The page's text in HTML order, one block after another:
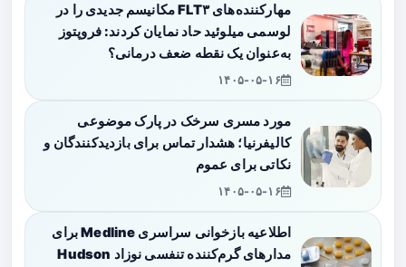
مهارکننده‌های FLT۳ مکانیسم جدیدی را در
لوسمی میلوئید حاد نمایان کردند: فروپتوز
به‌عنوان یک نقطه ضعف درمانی؟
۱۴۰۵-۰۵-۱۶
مورد مسری سرخک در پارک موضوعی
کالیفرنیا؛ هشدار تماس برای بازدیدکنندگان و
نکاتی برای عموم
۱۴۰۵-۰۵-۱۶
اطلاعیه بازخوانی سراسری Medline برای
مدارهای گرم‌کننده تنفسی نوزاد Hudson